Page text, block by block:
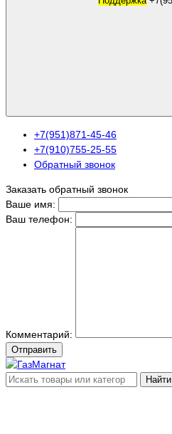
+7(951)871-45-46
+7(910)755-25-55
Обратный звонок
Заказать обратный звонок
Ваше имя:
Ваш телефон:
Комментарий:
Отправить
Найти